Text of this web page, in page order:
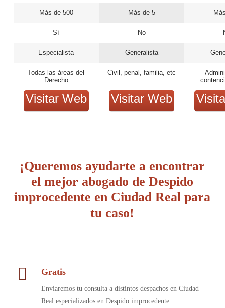
Más de 500
Sí
Especialista
Todas las áreas del
Derecho
Visitar Web
Más de 5
No
Generalista
Civil, penal, familia, etc
Visitar Web
¡Queremos ayudarte a encontrar
el mejor abogado de Despido
improcedente en Ciudad Real para
tu caso!
Gratis
Enviaremos tu consulta a distintos despachos en Ciudad
Real especializados en Despido improcedente